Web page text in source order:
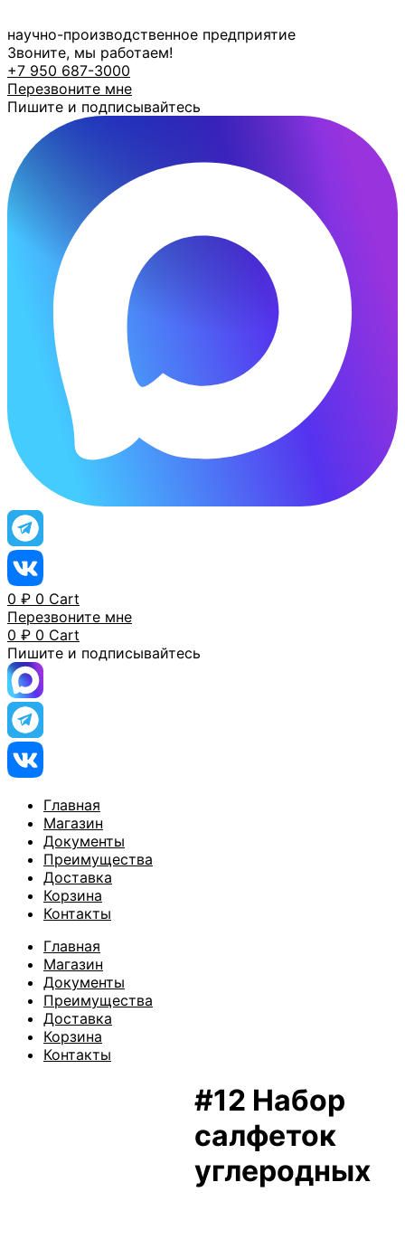
к
содержимому
научно-производственное предприятие
Звоните, мы работаем!
+7 950 687-3000
Перезвоните мне
Пишите и подписывайтесь
0 ₽ 0 Cart
Перезвоните мне
0 ₽ 0 Cart
Пишите и подписывайтесь
Главная
Магазин
Документы
Преимущества
Доставка
Корзина
Контакты
Главная
Магазин
Документы
Преимущества
Доставка
Корзина
Контакты
#12 Набор
салфеток
углеродных